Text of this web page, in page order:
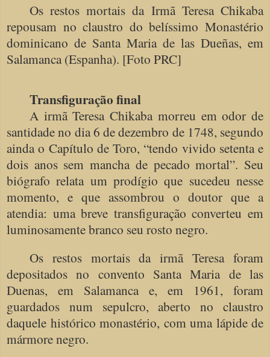
Os restos mortais da Irmã Teresa Chikaba
repousam no claustro do belíssimo Monastério
dominicano de Santa Maria de las Dueñas, em
Salamanca (Espanha). [Foto PRC]
Transfiguração final
A irmã Teresa Chikaba morreu em odor de
santidade no dia 6 de dezembro de 1748, segundo
ainda o Capítulo de Toro, “tendo vivido setenta e
dois anos sem mancha de pecado mortal”. Seu
biógrafo relata um prodígio que sucedeu nesse
momento, e que assombrou o doutor que a
atendia: uma breve transfiguração converteu em
luminosamente branco seu rosto negro.
Os restos mortais da irmã Teresa foram
depositados no convento Santa Maria de las
Duenas, em Salamanca e, em 1961, foram
guardados num sepulcro, aberto no claustro
daquele histórico monastério, com uma lápide de
mármore negro.